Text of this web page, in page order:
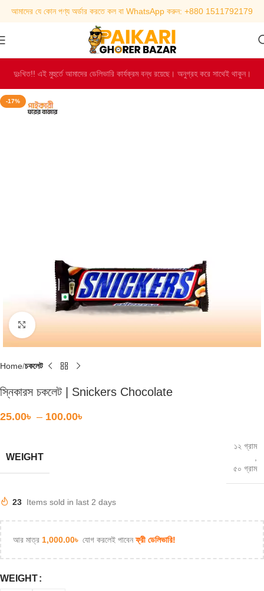
আমাদের যে কোন পণ্য অর্ডার করতে কল বা WhatsApp করুন: +880 1511792179
দুঃখিত!! এই মুহুর্তে আমাদের ডেলিভারি কার্যক্রম বন্ধ রয়েছে। অনুগ্রহ করে সাথেই থাকুন।
-17%
Click to enlarge
Home চকলেট
স্নিকারস চকলেট | Snickers Chocolate
25.00৳ – 100.00৳
WEIGHT
১২ গ্রাম
৫০ গ্রাম
23 Items sold in last 2 days
আর মাত্র 1,000.00৳ যোগ করলেই পাবেনফ্রী ডেলিভারি!
WEIGHT